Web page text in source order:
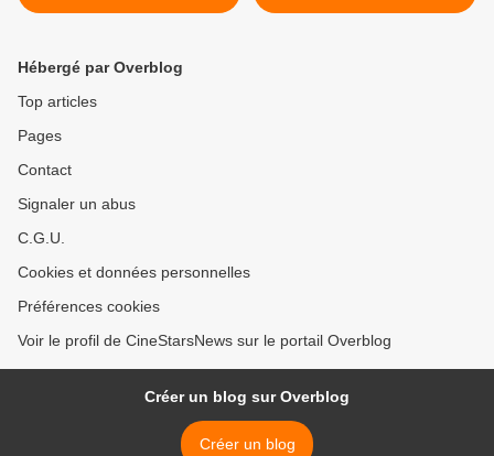
want it
Hébergé par Overblog
Top articles
Pages
Contact
Signaler un abus
C.G.U.
Cookies et données personnelles
Préférences cookies
Voir le profil de CineStarsNews sur le portail Overblog
Créer un blog sur Overblog
Créer un blog